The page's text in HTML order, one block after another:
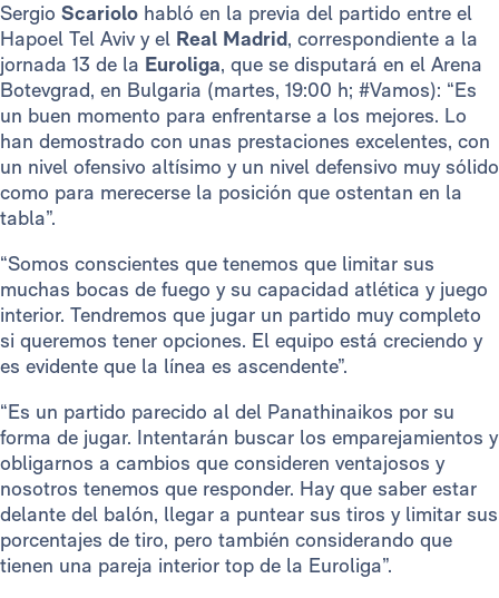
Sergio Scariolo habló en la previa del partido entre el
Hapoel Tel Aviv y el Real Madrid, correspondiente a la
jornada 13 de la Euroliga, que se disputará en el Arena
Botevgrad, en Bulgaria (martes, 19:00 h; #Vamos): “Es
un buen momento para enfrentarse a los mejores. Lo
han demostrado con unas prestaciones excelentes, con
un nivel ofensivo altísimo y un nivel defensivo muy sólido
como para merecerse la posición que ostentan en la
tabla”.
“Somos conscientes que tenemos que limitar sus
muchas bocas de fuego y su capacidad atlética y juego
interior. Tendremos que jugar un partido muy completo
si queremos tener opciones. El equipo está creciendo y
es evidente que la línea es ascendente”.
“Es un partido parecido al del Panathinaikos por su
forma de jugar. Intentarán buscar los emparejamientos y
obligarnos a cambios que consideren ventajosos y
nosotros tenemos que responder. Hay que saber estar
delante del balón, llegar a puntear sus tiros y limitar sus
porcentajes de tiro, pero también considerando que
tienen una pareja interior top de la Euroliga”.